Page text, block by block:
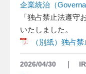
企業統治（
「独占禁止法遵守
いたしました。
（別紙）独占
2026/04/30